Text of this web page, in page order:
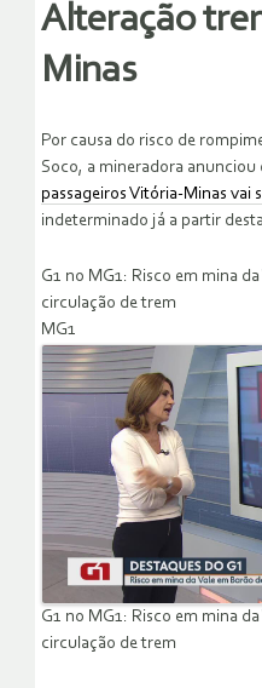
Alteração
Minas
Por causa do risco de
Soco, a mineradora anunciou
passageiros Vitória-Minas vai
indeterminado já a partir
G1 no MG1: Risco em mina
circulação de trem
MG1
G1 no MG1: Risco em mina
circulação de trem